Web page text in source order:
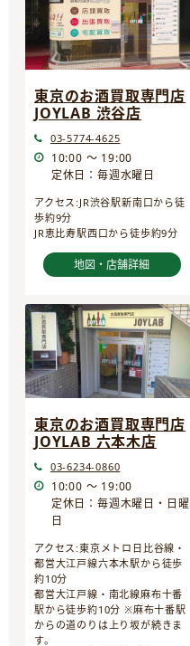
東京のお酒買取専門店
JOYLAB 渋谷店
03-5774-4625
10:00 ～ 19:00
定休日：毎週水曜日
アクセス:JR渋谷駅新南口から徒
歩約9分
JR恵比寿駅西口から徒歩約9分
地図・店舗詳細
東京のお酒買取専門店
JOYLAB 六本木店
03-6234-0860
10:00 ～ 19:00
定休日：毎週木曜日・日曜
日
アクセス:東京メトロ日比谷線・
都営大江戸線六本木駅から徒歩
約10分
都営大江戸線・南北線麻布十番
駅から徒歩約10分 ※麻布十番駅
からの道のりは上り坂が続きま
す。